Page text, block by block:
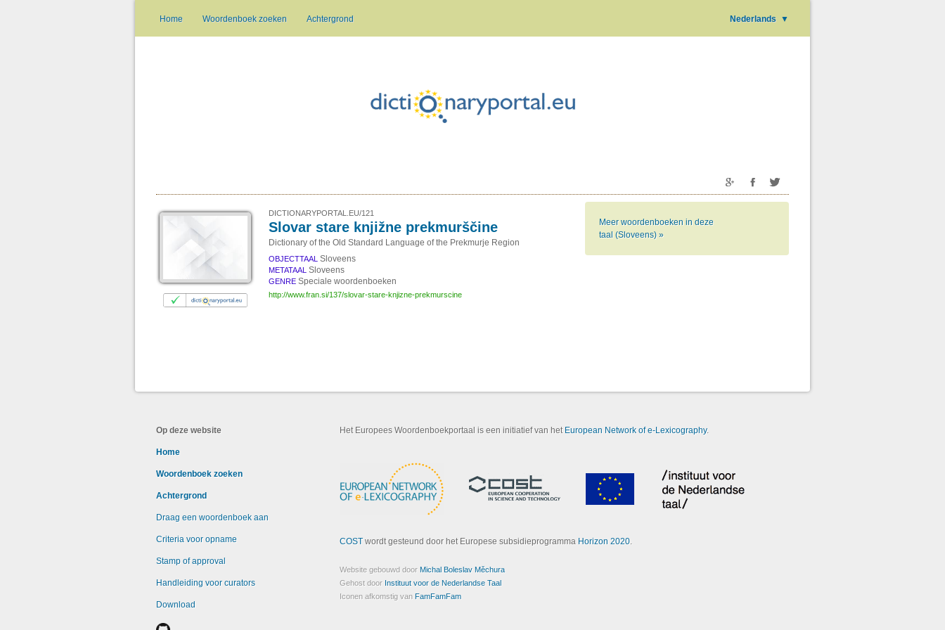
Home Woordenboek zoeken Achtergrond Nederlands ▼
Meer woordenboeken in deze
taal (Sloveens) »
DICTIONARYPORTAL.EU/121
Slovar stare knjižne prekmurščine
Dictionary of the Old Standard Language of the Prekmurje Region
OBJECTTAAL Sloveens
METATAAL Sloveens
GENRE Speciale woordenboeken
http://www.fran.si/137/slovar-stare-knjizne-prekmurscine
Op deze website
Home
Woordenboek zoeken
Achtergrond
Draag een woordenboek aan
Criteria voor opname
Stamp of approval
Handleiding voor curators
Download
Het Europees Woordenboekportaal is een initiatief van het European Network of e-Lexicography.
COSTwordt gesteund door het Europese subsidieprogramma Horizon 2020.
Website gebouwd door Michal Boleslav Měchura
Gehost door Instituut voor de Nederlandse Taal
Iconen afkomstig van FamFamFam